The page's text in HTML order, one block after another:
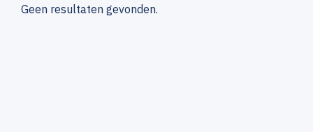
Geen resultaten gevonden.